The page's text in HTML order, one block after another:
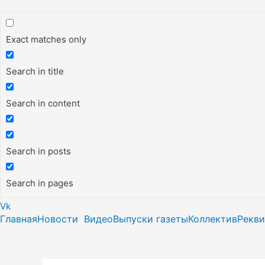
Exact matches only
Search in title
Search in content
Search in posts
Search in pages
Vk
ГлавнаяНовости ВидеоВыпуски газетыКоллектив